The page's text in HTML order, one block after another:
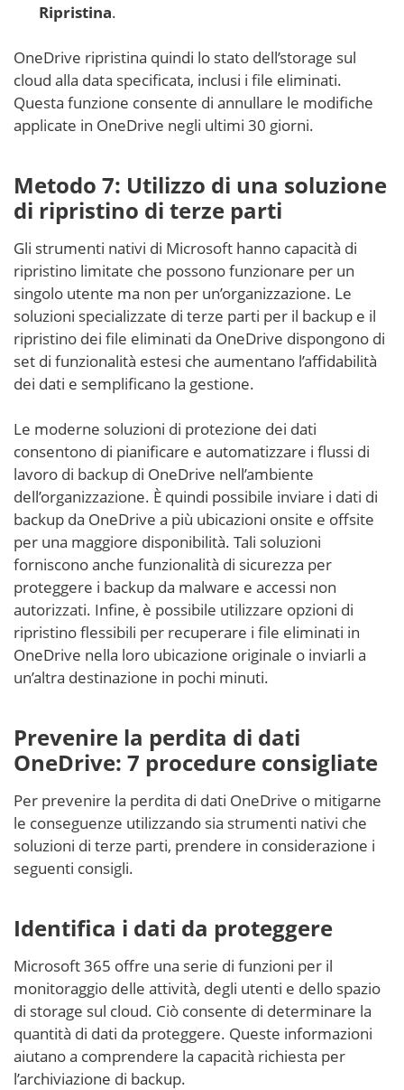
Ripristina.
OneDrive ripristina quindi lo stato dell’storage sul
cloud alla data specificata, inclusi i file eliminati.
Questa funzione consente di annullare le modifiche
applicate in OneDrive negli ultimi 30 giorni.
Metodo 7: Utilizzo di una soluzione
di ripristino di terze parti
Gli strumenti nativi di Microsoft hanno capacità di
ripristino limitate che possono funzionare per un
singolo utente ma non per un’organizzazione. Le
soluzioni specializzate di terze parti per il backup e il
ripristino dei file eliminati da OneDrive dispongono di
set di funzionalità estesi che aumentano l’affidabilità
dei dati e semplificano la gestione.
Le moderne soluzioni di protezione dei dati
consentono di pianificare e automatizzare i flussi di
lavoro di backup di OneDrive nell’ambiente
dell’organizzazione. È quindi possibile inviare i dati di
backup da OneDrive a più ubicazioni onsite e offsite
per una maggiore disponibilità. Tali soluzioni
forniscono anche funzionalità di sicurezza per
proteggere i backup da malware e accessi non
autorizzati. Infine, è possibile utilizzare opzioni di
ripristino flessibili per recuperare i file eliminati in
OneDrive nella loro ubicazione originale o inviarli a
un’altra destinazione in pochi minuti.
Prevenire la perdita di dati
OneDrive: 7 procedure consigliate
Per prevenire la perdita di dati OneDrive o mitigarne
le conseguenze utilizzando sia strumenti nativi che
soluzioni di terze parti, prendere in considerazione i
seguenti consigli.
Identifica i dati da proteggere
Microsoft 365 offre una serie di funzioni per il
monitoraggio delle attività, degli utenti e dello spazio
di storage sul cloud. Ciò consente di determinare la
quantità di dati da proteggere. Queste informazioni
aiutano a comprendere la capacità richiesta per
l’archiviazione di backup.